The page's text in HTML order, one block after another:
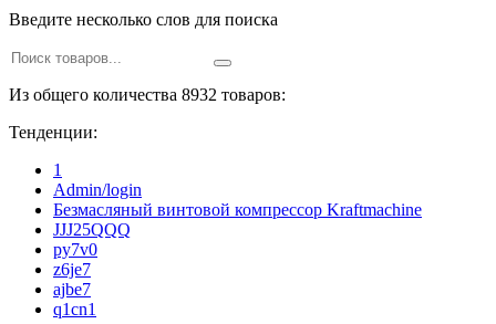
Введите несколько слов для поиска
Из общего количества 8932 товаров:
Тенденции:
1
Admin/login
Безмасляный винтовой компрессор Kraftmaсhine
JJJ25QQQ
py7v0
z6je7
ajbe7
q1cn1